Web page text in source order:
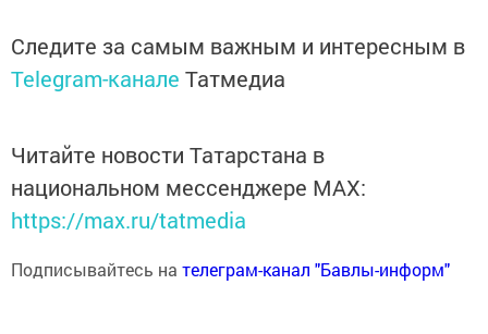
Следите за самым важным и интересным в
Telegram-канале Татмедиа
Читайте новости Татарстана в
национальном мессенджере MАХ:
https://max.ru/tatmedia
Подписывайтесь на телеграм-канал "Бавлы-информ"